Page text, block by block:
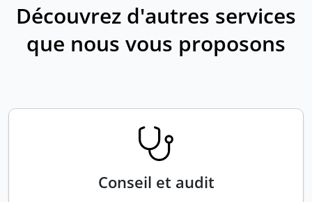
Découvrez d'autres services
que nous vous proposons
Conseil et audit